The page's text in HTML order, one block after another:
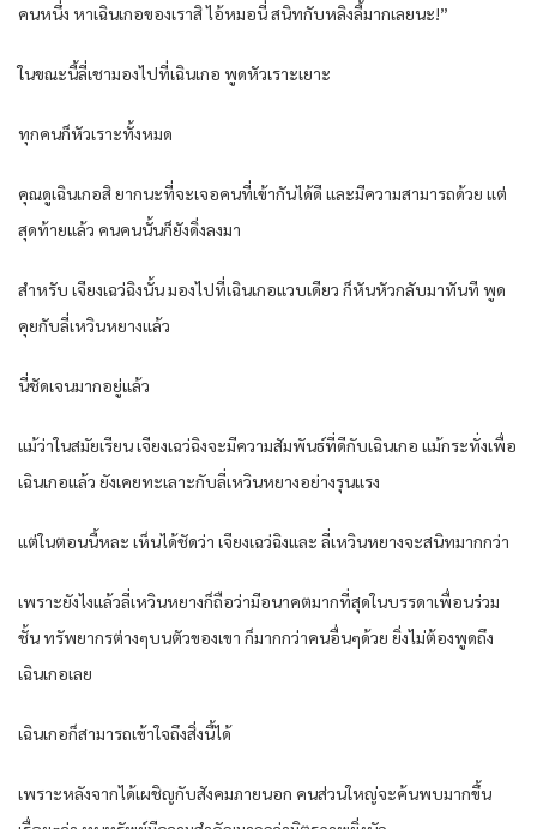
คนหนึ่ง หาเฉินเกอของเราสิ ไอ้หมอนี่ สนิทกับหลิงลี้มากเลยนะ!”
ในขณะนี้ลี่เชามองไปที่เฉินเกอ พูดหัวเราะเยาะ
ทุกคนก็หัวเราะทั้งหมด
คุณดูเฉินเกอสิ ยากนะที่จะเจอคนที่เข้ากันได้ดี และมีความสามารถด้วย แต่
สุดท้ายแล้ว คนคนนั้นก็ยังดิ่งลงมา
สำหรับ เจียงเฉว่ฉิงนั้น มองไปที่เฉินเกอแวบเดียว ก็หันหัวกลับมาทันที พูด
คุยกับลี่เหวินหยางแล้ว
นี่ชัดเจนมากอยู่แล้ว
แม้ว่าในสมัยเรียน เจียงเฉว่ฉิงจะมีความสัมพันธ์ที่ดีกับเฉินเกอ แม้กระทั่งเพื่อ
เฉินเกอแล้ว ยังเคยทะเลาะกับลี่เหวินหยางอย่างรุนแรง
แต่ในตอนนี้หละ เห็นได้ชัดว่า เจียงเฉว่ฉิงและ ลี่เหวินหยางจะสนิทมากกว่า
เพราะยังไงแล้วลี่เหวินหยางก็ถือว่ามีอนาคตมากที่สุดในบรรดาเพื่อนร่วม
ชั้น ทรัพยากรต่างๆบนตัวของเขา ก็มากกว่าคนอื่นๆด้วย ยิ่งไม่ต้องพูดถึง
เฉินเกอเลย
เฉินเกอก็สามารถเข้าใจถึงสิ่งนี้ได้
เพราะหลังจากได้เผชิญกับสังคมภายนอก คนส่วนใหญ่จะค้นพบมากขึ้น